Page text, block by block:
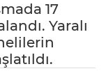
17
Yaralı